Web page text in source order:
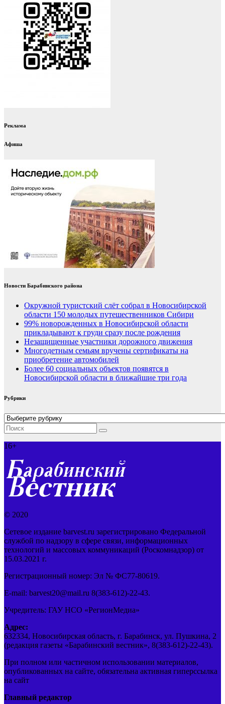
Реклама
Афиша
Новости Барабинского района
Окружной туристский слёт собрал в Новосибирской
области 150 молодых путешественников Сибири
99% новорожденных в Новосибирской области
прикладывают к груди сразу после рождения
Незащищенные участники дорожного движения
Многодетным семьям вручены сертификаты на
приобретение автомобилей
Более 60 социальных объектов появятся в
Новосибирской области в ближайшие три года
Рубрики
Рубрики
16+
© 2020
Сетевое издание barvest.ru зарегистрировано Федеральной
службой по надзору в сфере связи, информационных
технологий и массовых коммуникаций (Роскомнадзор) от
15.03.2021 г.
Регистрационный номер: Эл № ФС77-80619.
E-mail: barvest20@mail.ru 8(383-612)-22-43.
Учредитель: ГАУ НСО «РегионМедиа»
Адрес:
632334, Новосибирская область, г. Барабинск, ул. Пушкина, 2
(редакция газеты «Барабинский вестник», 8(383-612)-22-43).
При полном или частичном использовании материалов,
опубликованных на сайте, обязательна активная гиперссылка
на сайт
Главный редактор